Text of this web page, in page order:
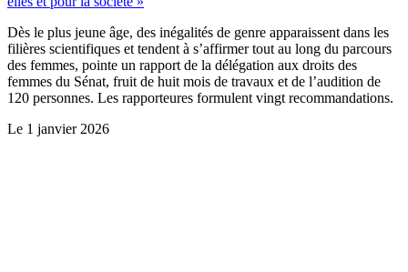
Dès le plus jeune âge, des inégalités de genre apparaissent dans les
filières scientifiques et tendent à s’affirmer tout au long du parcours
des femmes, pointe un rapport de la délégation aux droits des
femmes du Sénat, fruit de huit mois de travaux et de l’audition de
120 personnes. Les rapporteures formulent vingt recommandations.
Le 1 janvier 2026